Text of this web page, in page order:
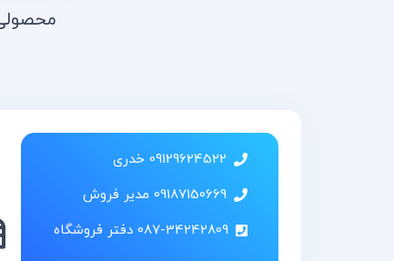
09129624522 خدری
09187150669 مدیر فروش
087-34242809 دفتر فروشگاه